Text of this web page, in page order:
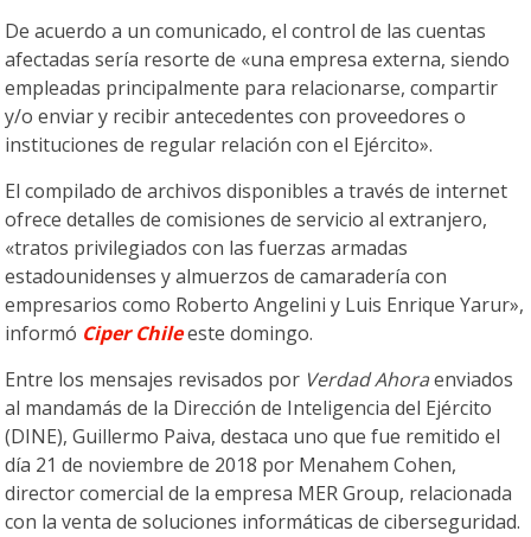
De acuerdo a un comunicado, el control de las cuentas
afectadas sería resorte de «una empresa externa, siendo
empleadas principalmente para relacionarse, compartir
y/o enviar y recibir antecedentes con proveedores o
instituciones de regular relación con el Ejército».
El compilado de archivos disponibles a través de internet
ofrece detalles de comisiones de servicio al extranjero,
«tratos privilegiados con las fuerzas armadas
estadounidenses y almuerzos de camaradería con
empresarios como Roberto Angelini y Luis Enrique Yarur»,
informó Ciper Chileeste domingo.
Entre los mensajes revisados por Verdad Ahoraenviados
al mandamás de la Dirección de Inteligencia del Ejército
(DINE), Guillermo Paiva, destaca uno que fue remitido el
día 21 de noviembre de 2018 por Menahem Cohen,
director comercial de la empresa MER Group, relacionada
con la venta de soluciones informáticas de ciberseguridad.